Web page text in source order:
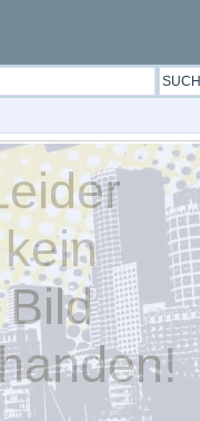
kein
Bild